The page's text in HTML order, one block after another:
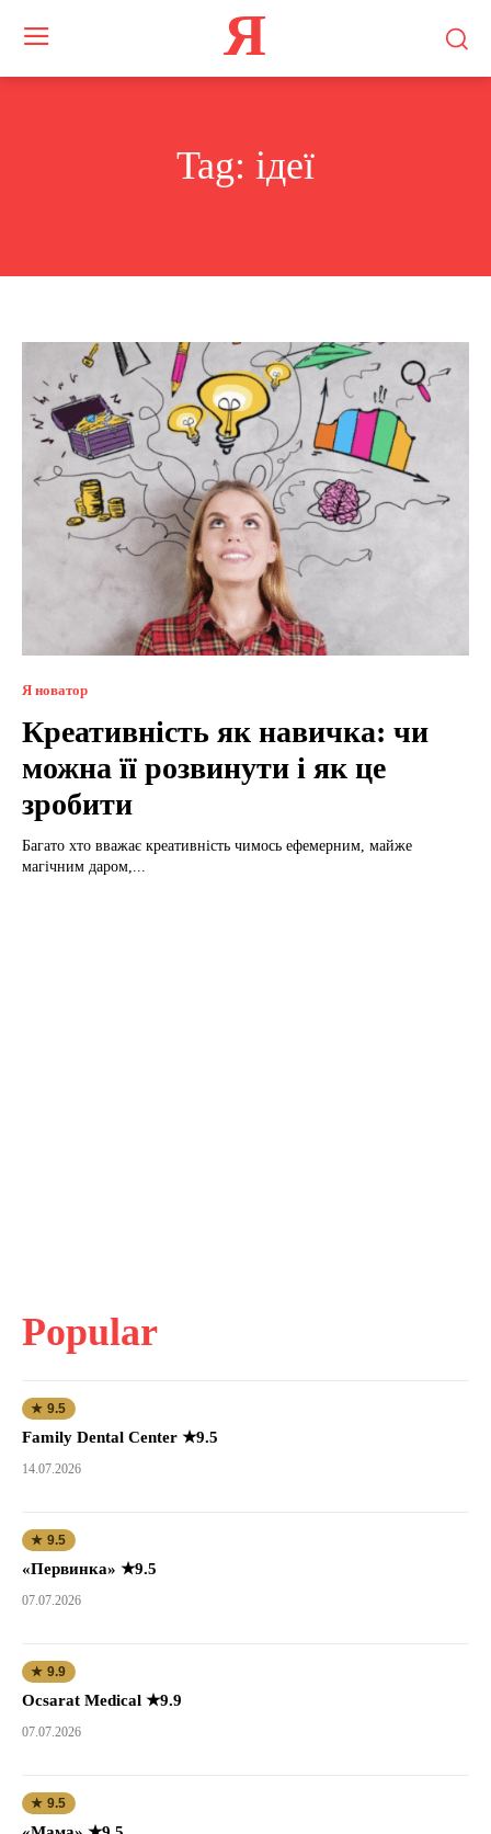
Я
Tag: ідеї
Я новатор
Креативність як навичка: чи
можна її розвинути і як це
зробити
Багато хто вважає креативність чимось ефемерним, майже
магічним даром,...
Popular
★ 9.5
Family Dental Center ★9.5
14.07.2026
★ 9.5
«Первинка» ★9.5
07.07.2026
★ 9.9
Ocsarat Medical ★9.9
07.07.2026
★ 9.5